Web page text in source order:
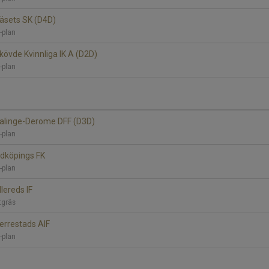
SK (D4D)
Kvinnliga IK A (D2D)
Derome DFF (D3D)
FK
IF
AIF